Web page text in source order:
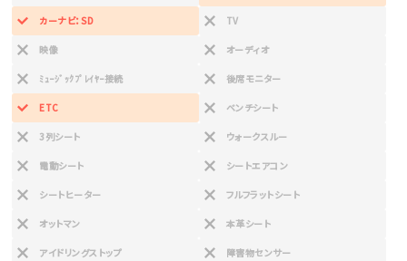
カーナビ：SD TV
映像 オーディオ
ﾐｭｰｼﾞｯｸﾌﾟﾚｲﾔｰ接続 後席モニター
ETC ベンチシート
3列シート ウォークスルー
電動シート シートエアコン
シートヒーター フルフラットシート
オットマン 本革シート
アイドリングストップ 障害物センサー